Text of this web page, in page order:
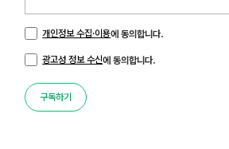
개인정보 수집·이용에 동의합니다.
광고성 정보 수신에 동의합니다.
구독하기